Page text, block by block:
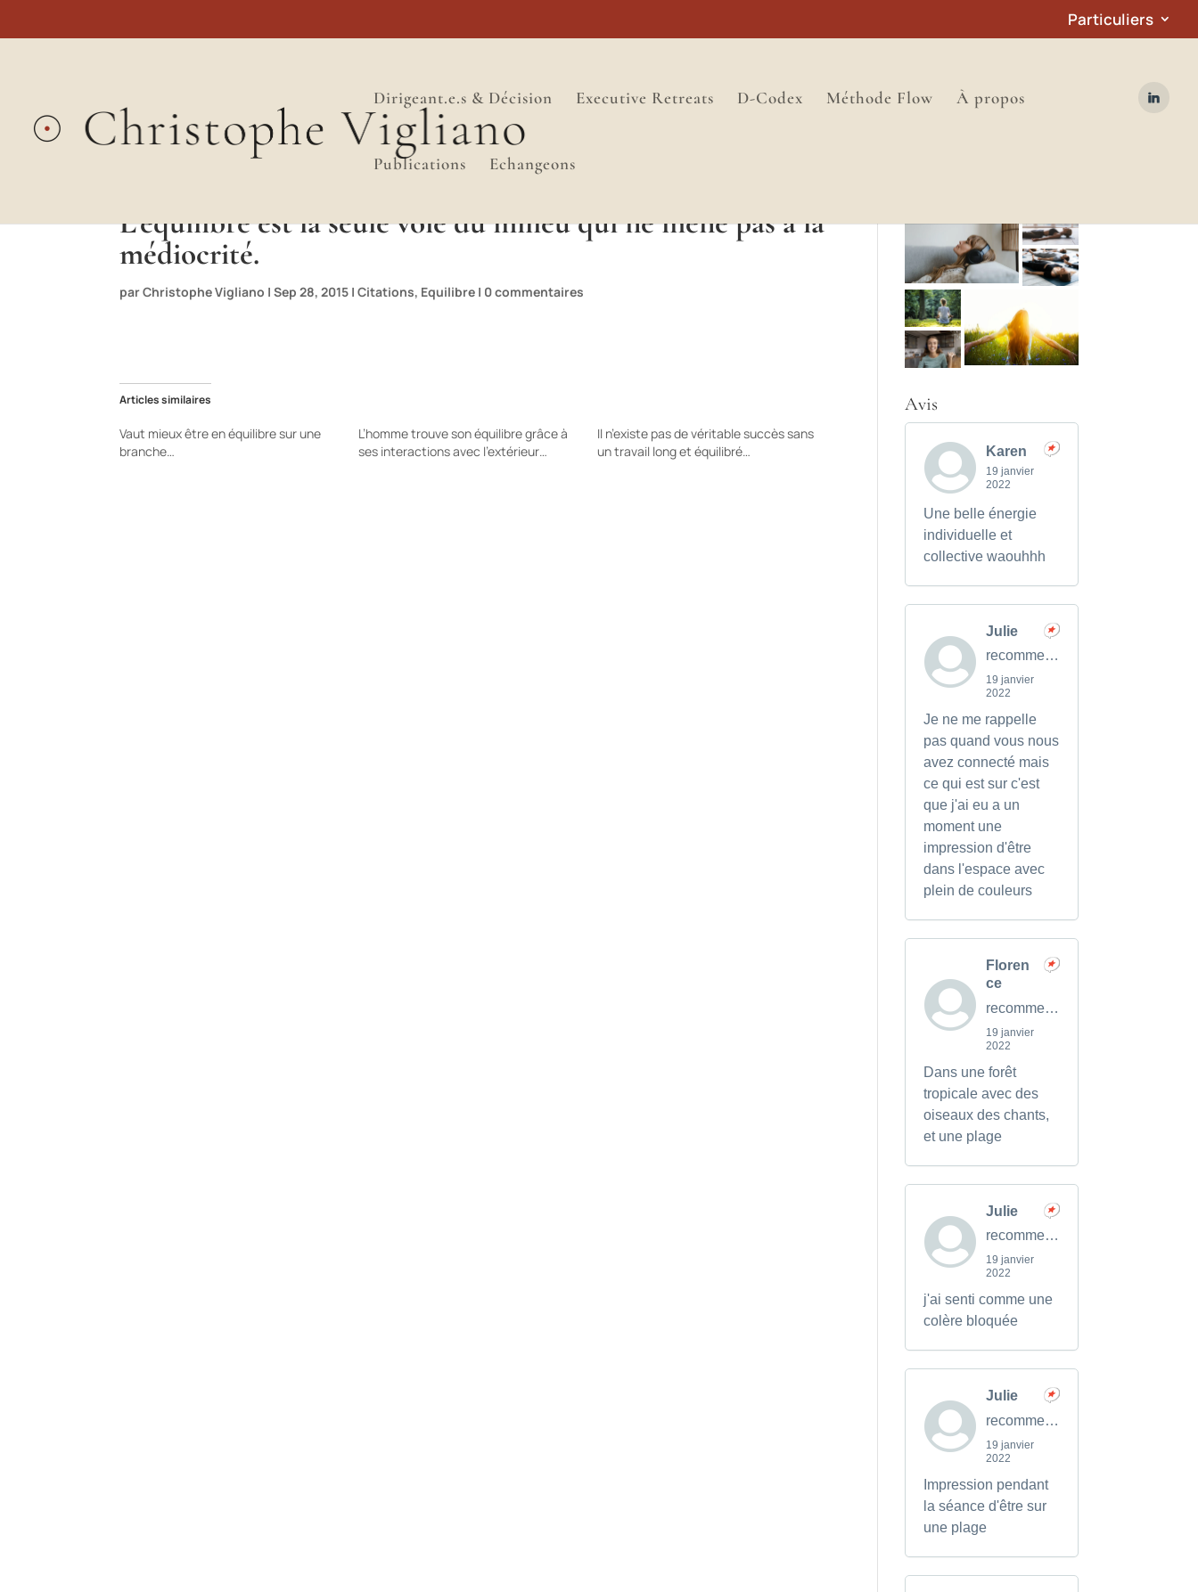
Particuliers
Dirigeant.e.s & Décision Executive Retreats D-Codex Méthode Flow À propos
Publications Echangeons
L’équilibre est la seule voie du milieu qui ne mène pas à la
médiocrité.
parChristophe Vigliano |Sep 28, 2015 |Citations, Equilibre | 0 commentaires
Articles similaires
Vaut mieux être en équilibre sur une
branche…
L’homme trouve son équilibre grâce à
ses interactions avec l’extérieur…
Il n’existe pas de véritable succès sans
un travail long et équilibré…
Avis
Karen
19 janvier
2022
Une belle énergie
individuelle et
collective waouhhh
Julie
recommends
19 janvier
2022
Je ne me rappelle
pas quand vous nous
avez connecté mais
ce qui est sur c'est
que j'ai eu a un
moment une
impression d'être
dans l'espace avec
plein de couleurs
Floren
ce
recommends
19 janvier
2022
Dans une forêt
tropicale avec des
oiseaux des chants,
et une plage
Julie
recommends
19 janvier
2022
j'ai senti comme une
colère bloquée
Julie
recommends
19 janvier
2022
Impression pendant
la séance d'être sur
une plage